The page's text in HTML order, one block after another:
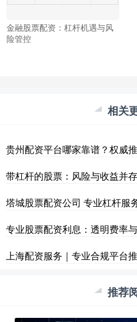
金融股票配资：杠杆机遇与风
险管控
相关
贵州配资平台哪家靠谱？权威
带杠杆的股票：风险与收益并
塔城股票配资公司 专业杠杆服
专业股票配资利息：透明费率
上海配资服务｜专业合规平台
推荐